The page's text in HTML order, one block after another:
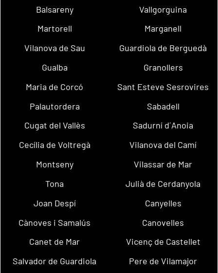
Balsareny
Vallgorguina
Martorell
Marganell
Vilanova de Sau
Guardiola de Berguedà
Gualba
Granollers
Maria de Corcó
Sant Esteve Sesrovires
Palautordera
Sabadell
Cugat del Vallès
Sadurní d´Anoia
Cecília de Voltregà
Vilanova del Camí
Montseny
Vilassar de Mar
Tona
Julià de Cerdanyola
Joan Despí
Canyelles
Cànoves i Samalús
Canovelles
Canet de Mar
Vicenç de Castellet
Salvador de Guardiola
Pere de Vilamajor